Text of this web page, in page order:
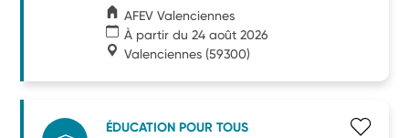
AFEV Valenciennes
À partir du 24 août 2026
Valenciennes (59300)
ÉDUCATION POUR TOUS